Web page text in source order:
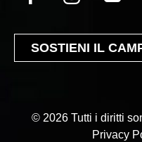
SOSTIENI IL
© 2026 Tutti i diritti
Privacy